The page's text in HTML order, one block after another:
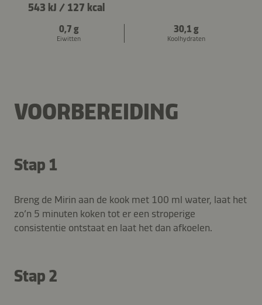
543 kJ / 127 kcal
0,7 g
Eiwitten
30,1 g
Koolhydraten
VOORBEREIDING
Stap 1
Breng de Mirin aan de kook met 100 ml water, laat het
zo’n 5 minuten koken tot er een stroperige
consistentie ontstaat en laat het dan afkoelen.
Stap 2